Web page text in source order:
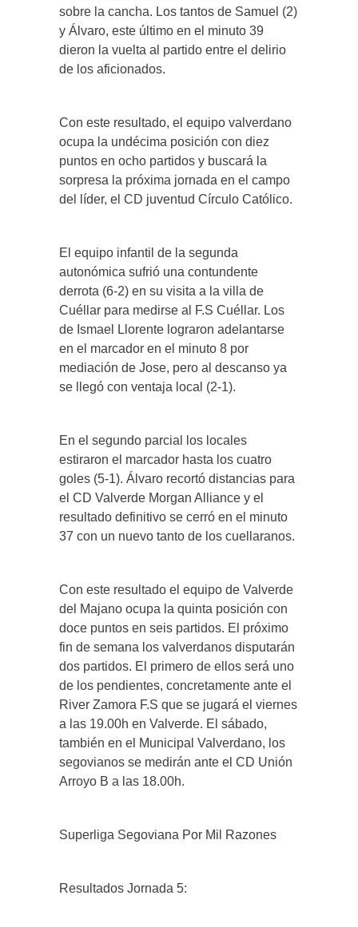
sobre la cancha. Los tantos de Samuel (2)
y Álvaro, este último en el minuto 39
dieron la vuelta al partido entre el delirio
de los aficionados.
Con este resultado, el equipo valverdano
ocupa la undécima posición con diez
puntos en ocho partidos y buscará la
sorpresa la próxima jornada en el campo
del líder, el CD juventud Círculo Católico.
El equipo infantil de la segunda
autonómica sufrió una contundente
derrota (6-2) en su visita a la villa de
Cuéllar para medirse al F.S Cuéllar. Los
de Ismael Llorente lograron adelantarse
en el marcador en el minuto 8 por
mediación de Jose, pero al descanso ya
se llegó con ventaja local (2-1).
En el segundo parcial los locales
estiraron el marcador hasta los cuatro
goles (5-1). Álvaro recortó distancias para
el CD Valverde Morgan Alliance y el
resultado definitivo se cerró en el minuto
37 con un nuevo tanto de los cuellaranos.
Con este resultado el equipo de Valverde
del Majano ocupa la quinta posición con
doce puntos en seis partidos. El próximo
fin de semana los valverdanos disputarán
dos partidos. El primero de ellos será uno
de los pendientes, concretamente ante el
River Zamora F.S que se jugará el viernes
a las 19.00h en Valverde. El sábado,
también en el Municipal Valverdano, los
segovianos se medirán ante el CD Unión
Arroyo B a las 18.00h.
Superliga Segoviana Por Mil Razones
Resultados Jornada 5: